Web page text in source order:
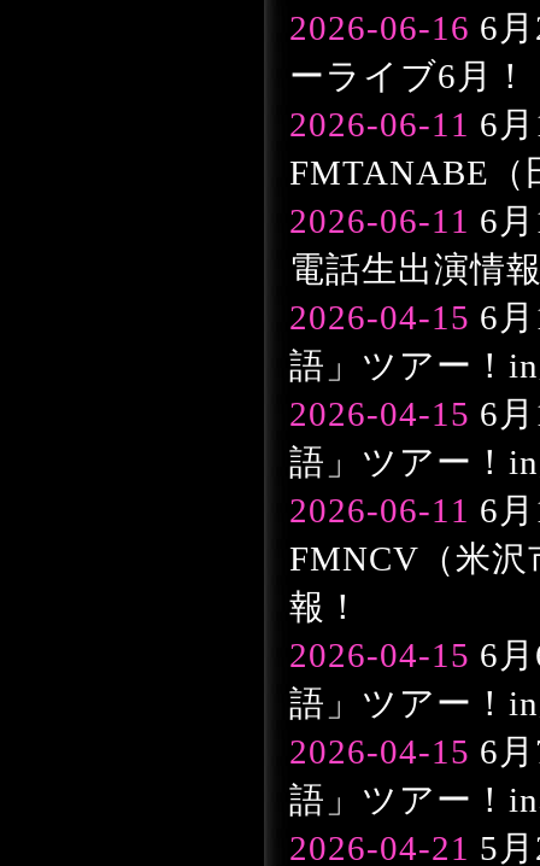
2026-06-16 6
ーライブ6月！
2026-06-11 6
FMTANABE（
2026-06-11 6
電話生出演情
2026-04-15 6
語」ツアー！
2026-04-15 6
語」ツアー！
2026-06-11 6
FMNCV（米沢
報！
2026-04-15 6
語」ツアー！
2026-04-15 6
語」ツアー！
2026-04-21 5